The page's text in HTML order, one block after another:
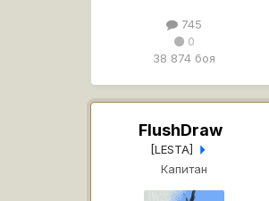
745
0
38 874 боя
FlushDraw
[LESTA]
Капитан